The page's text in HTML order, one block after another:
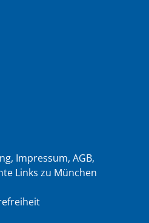
Impressum, AGB,
Links zu München